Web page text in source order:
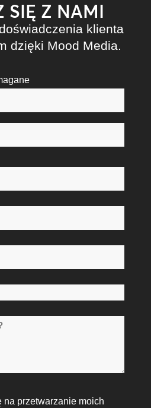
SIĘ Z NAMI
klienta
dzięki Mood Media.
na przetwarzanie moich